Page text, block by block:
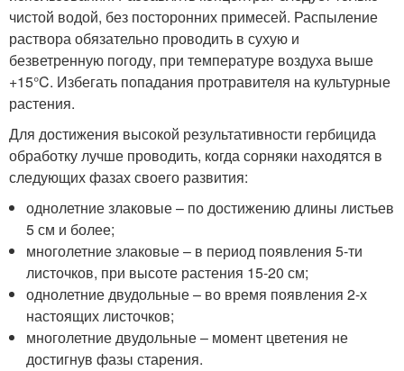
чистой водой, без посторонних примесей. Распыление
раствора обязательно проводить в сухую и
безветренную погоду, при температуре воздуха выше
+15°C. Избегать попадания протравителя на культурные
растения.
Для достижения высокой результативности гербицида
обработку лучше проводить, когда сорняки находятся в
следующих фазах своего развития:
однолетние злаковые – по достижению длины листьев
5 см и более;
многолетние злаковые – в период появления 5-ти
листочков, при высоте растения 15-20 см;
однолетние двудольные – во время появления 2-х
настоящих листочков;
многолетние двудольные – момент цветения не
достигнув фазы старения.